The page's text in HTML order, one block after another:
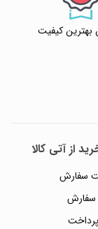
کیفیت
از آتی کالا
سفارش
سفارش